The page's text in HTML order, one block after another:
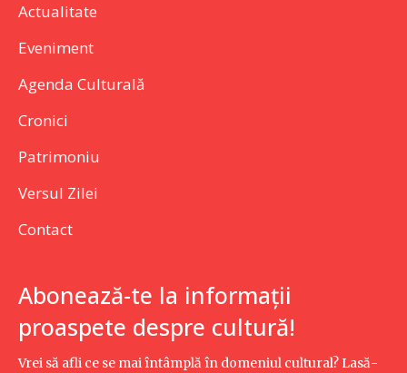
Actualitate
Eveniment
Agenda Culturală
Cronici
Patrimoniu
Versul Zilei
Contact
Abonează-te la informații
proaspete despre cultură!
Vrei să afli ce se mai întâmplă în domeniul cultural? Lasă-